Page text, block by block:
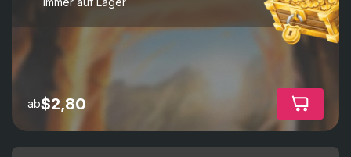
ab$2,80